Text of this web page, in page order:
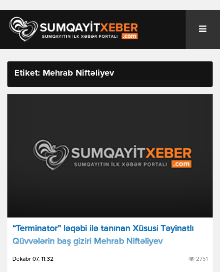
Etiket: Mehrab Niftəliyev
“Terminator” ləqəbi ilə tanınan Xüsusi Təyinatlı
Qüvvələrin baş giziri Mehrab Niftəliyev
Dekabr 07, 11:32 2751